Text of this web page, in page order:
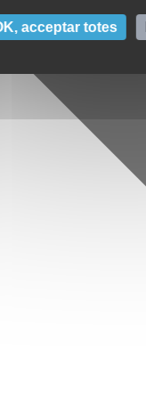
acceptar totes